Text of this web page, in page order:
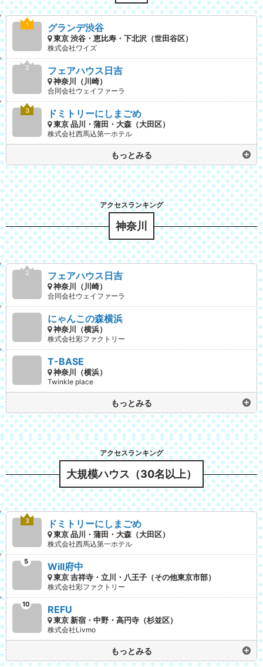
グランデ渋谷
東京 渋谷・恵比寿・下北沢（世田谷区）
株式会社ワイズ
フェアハウス日吉
神奈川（川崎）
合同会社ウェイファーラ
ドミトリーにしまごめ
東京 品川・蒲田・大森（大田区）
株式会社西馬込第一ホテル
もっとみる
神奈川
フェアハウス日吉
神奈川（川崎）
合同会社ウェイファーラ
にゃんこの森横浜
神奈川（横浜）
株式会社彩ファクトリー
T-BASE
神奈川（横浜）
Twinkle place
もっとみる
大規模ハウス（30名以上）
ドミトリーにしまごめ
東京 品川・蒲田・大森（大田区）
株式会社西馬込第一ホテル
Will府中
東京 吉祥寺・立川・八王子（その他東京市部）
株式会社彩ファクトリー
REFU
東京 新宿・中野・高円寺（杉並区）
株式会社Livmo
もっとみる